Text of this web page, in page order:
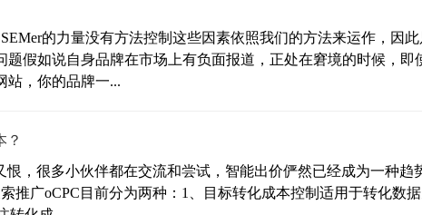
的力量没有方法控制这些因素依照我们的方法来运作，因
假如说自身品牌在市场上有负面报道，正处在窘境的时候，即
站，你的品牌一...
？
，很多小伙伴都在交流和尝试，智能出价俨然已经成为一种趋
推广oCPC目前分为两种：1、目标转化成本控制适用于转化数